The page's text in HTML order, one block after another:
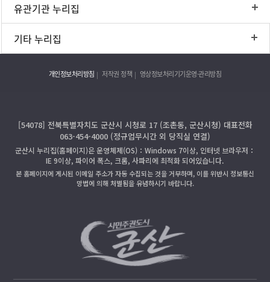
유관기관 누리집
기타 누리집
개인정보처리방침 저작권 정책 영상정보처리기기운영·관리방침
[54078] 전북특별자치도 군산시 시청로 17 (조촌동, 군산시청) 대표전화
063-454-4000 (정규업무시간 외 당직실 연결)
군산시 누리집(홈페이지)은 운영체제(OS)：Windows 7이상, 인터넷 브라우저：
IE 9이상, 파이어 폭스, 크롬, 사파리에 최적화 되어있습니다.
본 홈페이지에 게시된 이메일 주소가 자동 수집되는 것을 거부하며, 이를 위반시 정보통신
망법에 의해 처벌됨을 유념하시기 바랍니다.